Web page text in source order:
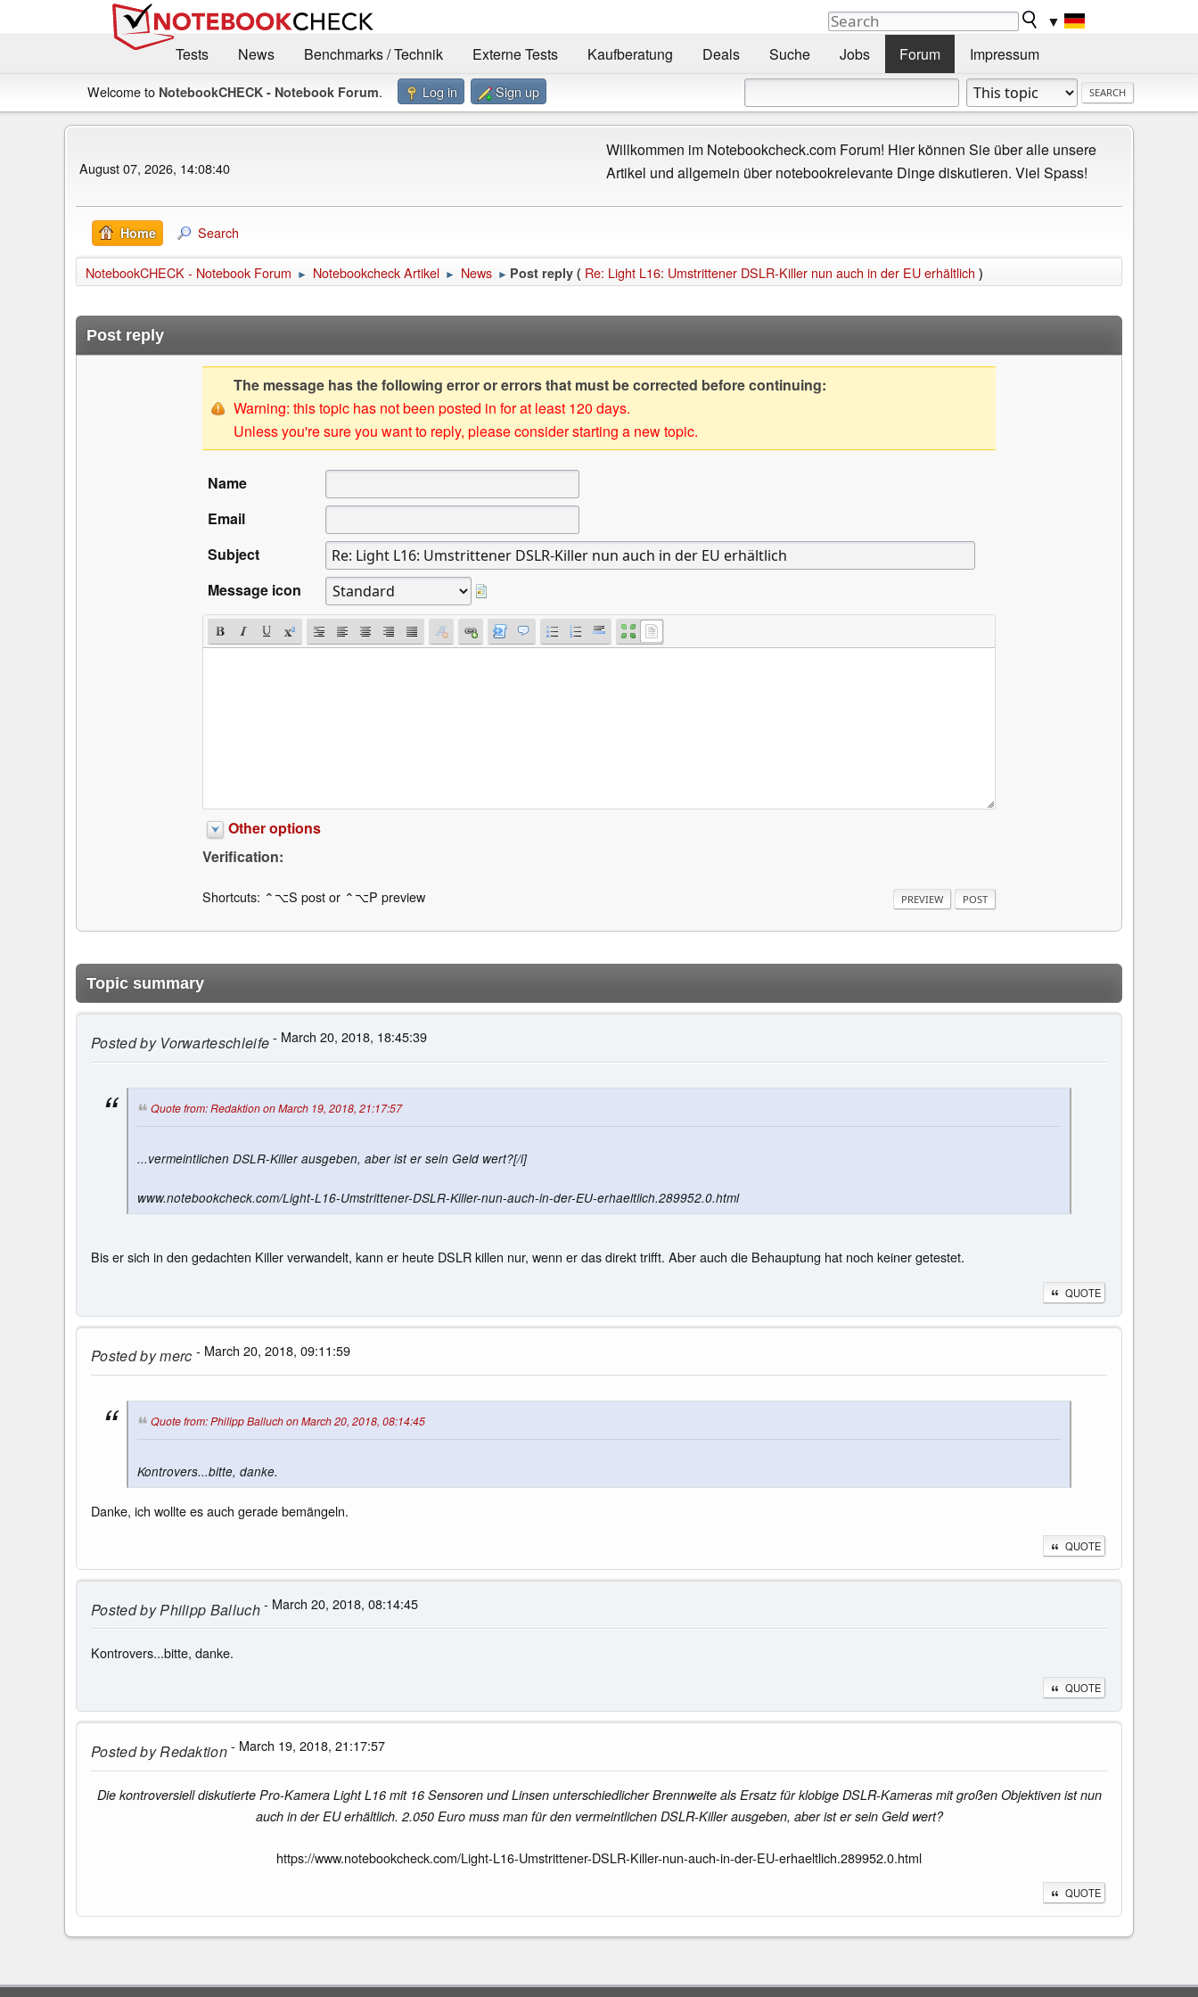
▼
Tests
News Benchmarks / Technik Externe Tests Kaufberatung Deals Suche Jobs Forum Impressum
Welcome to NotebookCHECK - Notebook Forum. Log in Sign up
August 07, 2026, 14:08:40
Willkommen im Notebookcheck.com Forum! Hier können Sie über alle unsere
Artikel und allgemein über notebookrelevante Dinge diskutieren. Viel Spass!
Home Search
NotebookCHECK - Notebook Forum ► Notebookcheck Artikel ► News ► Post reply ( Re: Light L16: Umstrittener DSLR-Killer nun auch in der EU erhältlich )
Post reply
The message has the following error or errors that must be corrected before continuing:
Warning: this topic has not been posted in for at least 120 days.
Unless you're sure you want to reply, please consider starting a new topic.
Name
Email
Subject
Message icon
Other options
Verification:
Shortcuts: ⌃⌥S post or ⌃⌥P preview
Topic summary
Posted byVorwarteschleife- March 20, 2018, 18:45:39
Quote from: Redaktion on March 19, 2018, 21:17:57
...vermeintlichen DSLR-Killer ausgeben, aber ist er sein Geld wert?[/i]
www.notebookcheck.com/Light-L16-Umstrittener-DSLR-Killer-nun-auch-in-der-EU-erhaeltlich.289952.0.html
Bis er sich in den gedachten Killer verwandelt, kann er heute DSLR killen nur, wenn er das direkt trifft. Aber auch die Behauptung hat noch keiner getestet.
QUOTE
Posted bymerc - March 20, 2018, 09:11:59
Quote from: Philipp Balluch on March 20, 2018, 08:14:45
Kontrovers...bitte, danke.
Danke, ich wollte es auch gerade bemängeln.
QUOTE
Posted byPhilipp Balluch- March 20, 2018, 08:14:45
Kontrovers...bitte, danke.
QUOTE
Posted byRedaktion- March 19, 2018, 21:17:57
Die kontroversiell diskutierte Pro-Kamera Light L16 mit 16 Sensoren und Linsen unterschiedlicher Brennweite als Ersatz für klobige DSLR-Kameras mit großen Objektiven ist nun
auch in der EU erhältlich. 2.050 Euro muss man für den vermeintlichen DSLR-Killer ausgeben, aber ist er sein Geld wert?
https://www.notebookcheck.com/Light-L16-Umstrittener-DSLR-Killer-nun-auch-in-der-EU-erhaeltlich.289952.0.html
QUOTE